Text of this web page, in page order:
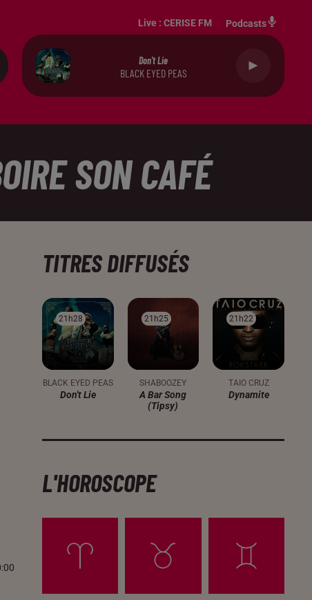
Live : CERISE FM Podcasts
Don't Lie
BLACK EYED PEAS
SON CAFÉ
TITRES DIFFUSÉS
21h28
21h28
BLACK EYED PEAS
Don't Lie
21h25
21h25
SHABOOZEY
A Bar Song
(tipsy)
21h22
21h22
TAIO CRUZ
Dynamite
L'HOROSCOPE